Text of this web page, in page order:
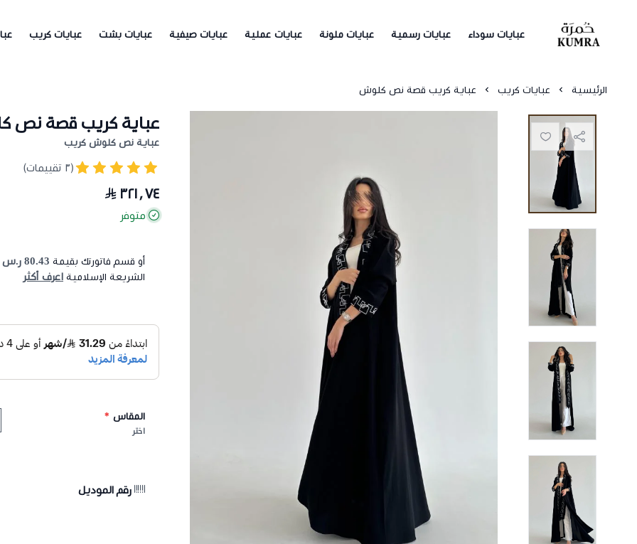
خمرة
عبايات سوداء عبايات رسمية عبايات ملونة عبايات عملية عبايات صيفية عبايات بشت عبايات كريب
الرئيسية عبايات كريب عباية كريب قصة نص كلوش
عباية كريب قصة نص
عباية نص كلوش كريب
(٣ تقييمات)
٣٢١٫٧٤
متوفر
أو قسم فاتورتك بقيمة 80.43 ر.س
الشريعة الإسلامية اعرف أكثر
المقاس *
اختر
رقم الموديل